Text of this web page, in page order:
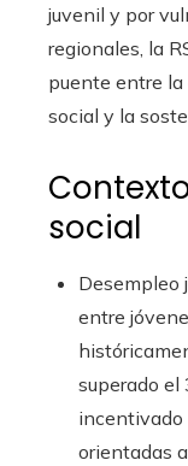
juvenil y por
regionales, la
puente entre la
social y la
social
Desempleo
entre
superado el
incentivado
orientadas